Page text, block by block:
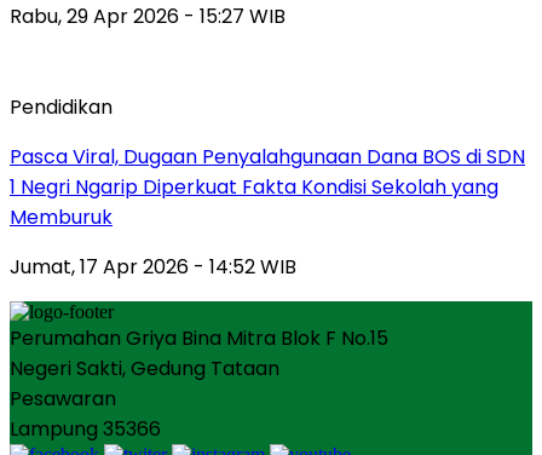
Rabu, 29 Apr 2026 - 15:27 WIB
Pendidikan
Pasca Viral, Dugaan Penyalahgunaan Dana BOS di SDN
1 Negri Ngarip Diperkuat Fakta Kondisi Sekolah yang
Memburuk
Jumat, 17 Apr 2026 - 14:52 WIB
Perumahan Griya Bina Mitra Blok F No.15
Negeri Sakti, Gedung Tataan
Pesawaran
Lampung 35366